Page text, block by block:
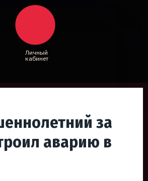
Личный
кабинет
за
аварию в